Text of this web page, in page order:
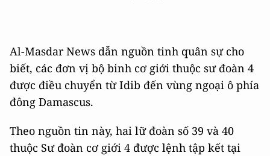
Al-Masdar News dẫn nguồn tinh quân sự cho
biết, các đơn vị bộ binh cơ giới thuộc sư đoàn 4
được điều chuyển từ Idib đến vùng ngoại ô phía
đông Damascus.
Theo nguồn tin này, hai lữ đoàn số 39 và 40
thuộc Sư đoàn cơ giới 4 được lệnh tập kết tại